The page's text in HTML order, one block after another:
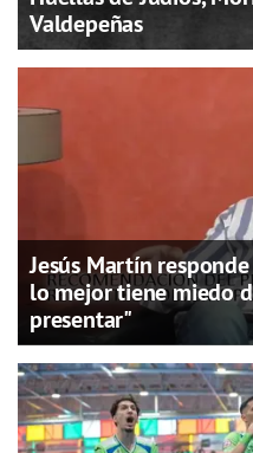
Valdepeñas
Jesús Martín
lo mejor tiene miedo
presentar"